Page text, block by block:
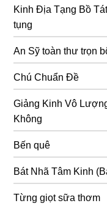
Kinh Địa Tạng Bồ
tụng
An Sỹ toàn thư trọn
Chú Chuẩn Đề
Giảng Kinh Vô
Không
Bến quê
Bát Nhã Tâm Kinh
Từng giọt sữa thơm